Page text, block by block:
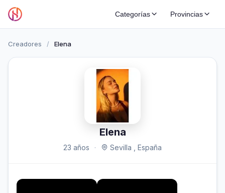
Categorías Provincias
Creadores / Elena
Elena
23 años · Sevilla , España